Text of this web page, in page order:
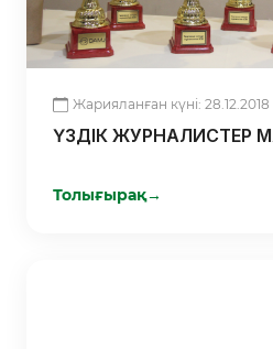
Жарияланған күні: 28.12.2018
ҮЗДІК ЖУРНАЛИСТЕР
Толығырақ→